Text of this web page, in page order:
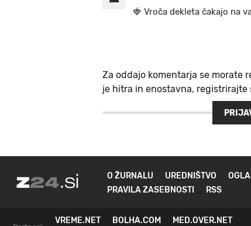
🍓 V r o č a d e k l e t a ča k a jo
Za oddajo komentarja se morate
je hitra in enostavna, registrirajte
O ŽURNALU UREDNIŠTVO
PRAVILA ZASEBNOSTI
RSS
VREME.NET BOLHA.COM MED.OVER.NET